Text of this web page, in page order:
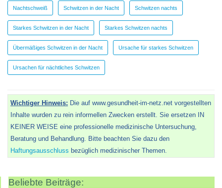
Nachtschweiß Schwitzen in der Nacht Schwitzen nachts
Starkes Schwitzen in der Nacht Starkes Schwitzen nachts
Übermäßiges Schwitzen in der Nacht Ursache für starkes Schwitzen
Ursachen für nächtliches Schwitzen
Wichtiger Hinweis: Die auf www.gesundheit-im-netz.net vorgestellten
Inhalte wurden zu rein informellen Zwecken erstellt. Sie ersetzen IN
KEINER WEISE eine professionelle medizinische Untersuchung,
Beratung und Behandlung. Bitte beachten Sie dazu den
Haftungsausschluss bezüglich medizinischer Themen.
Beliebte Beiträge: